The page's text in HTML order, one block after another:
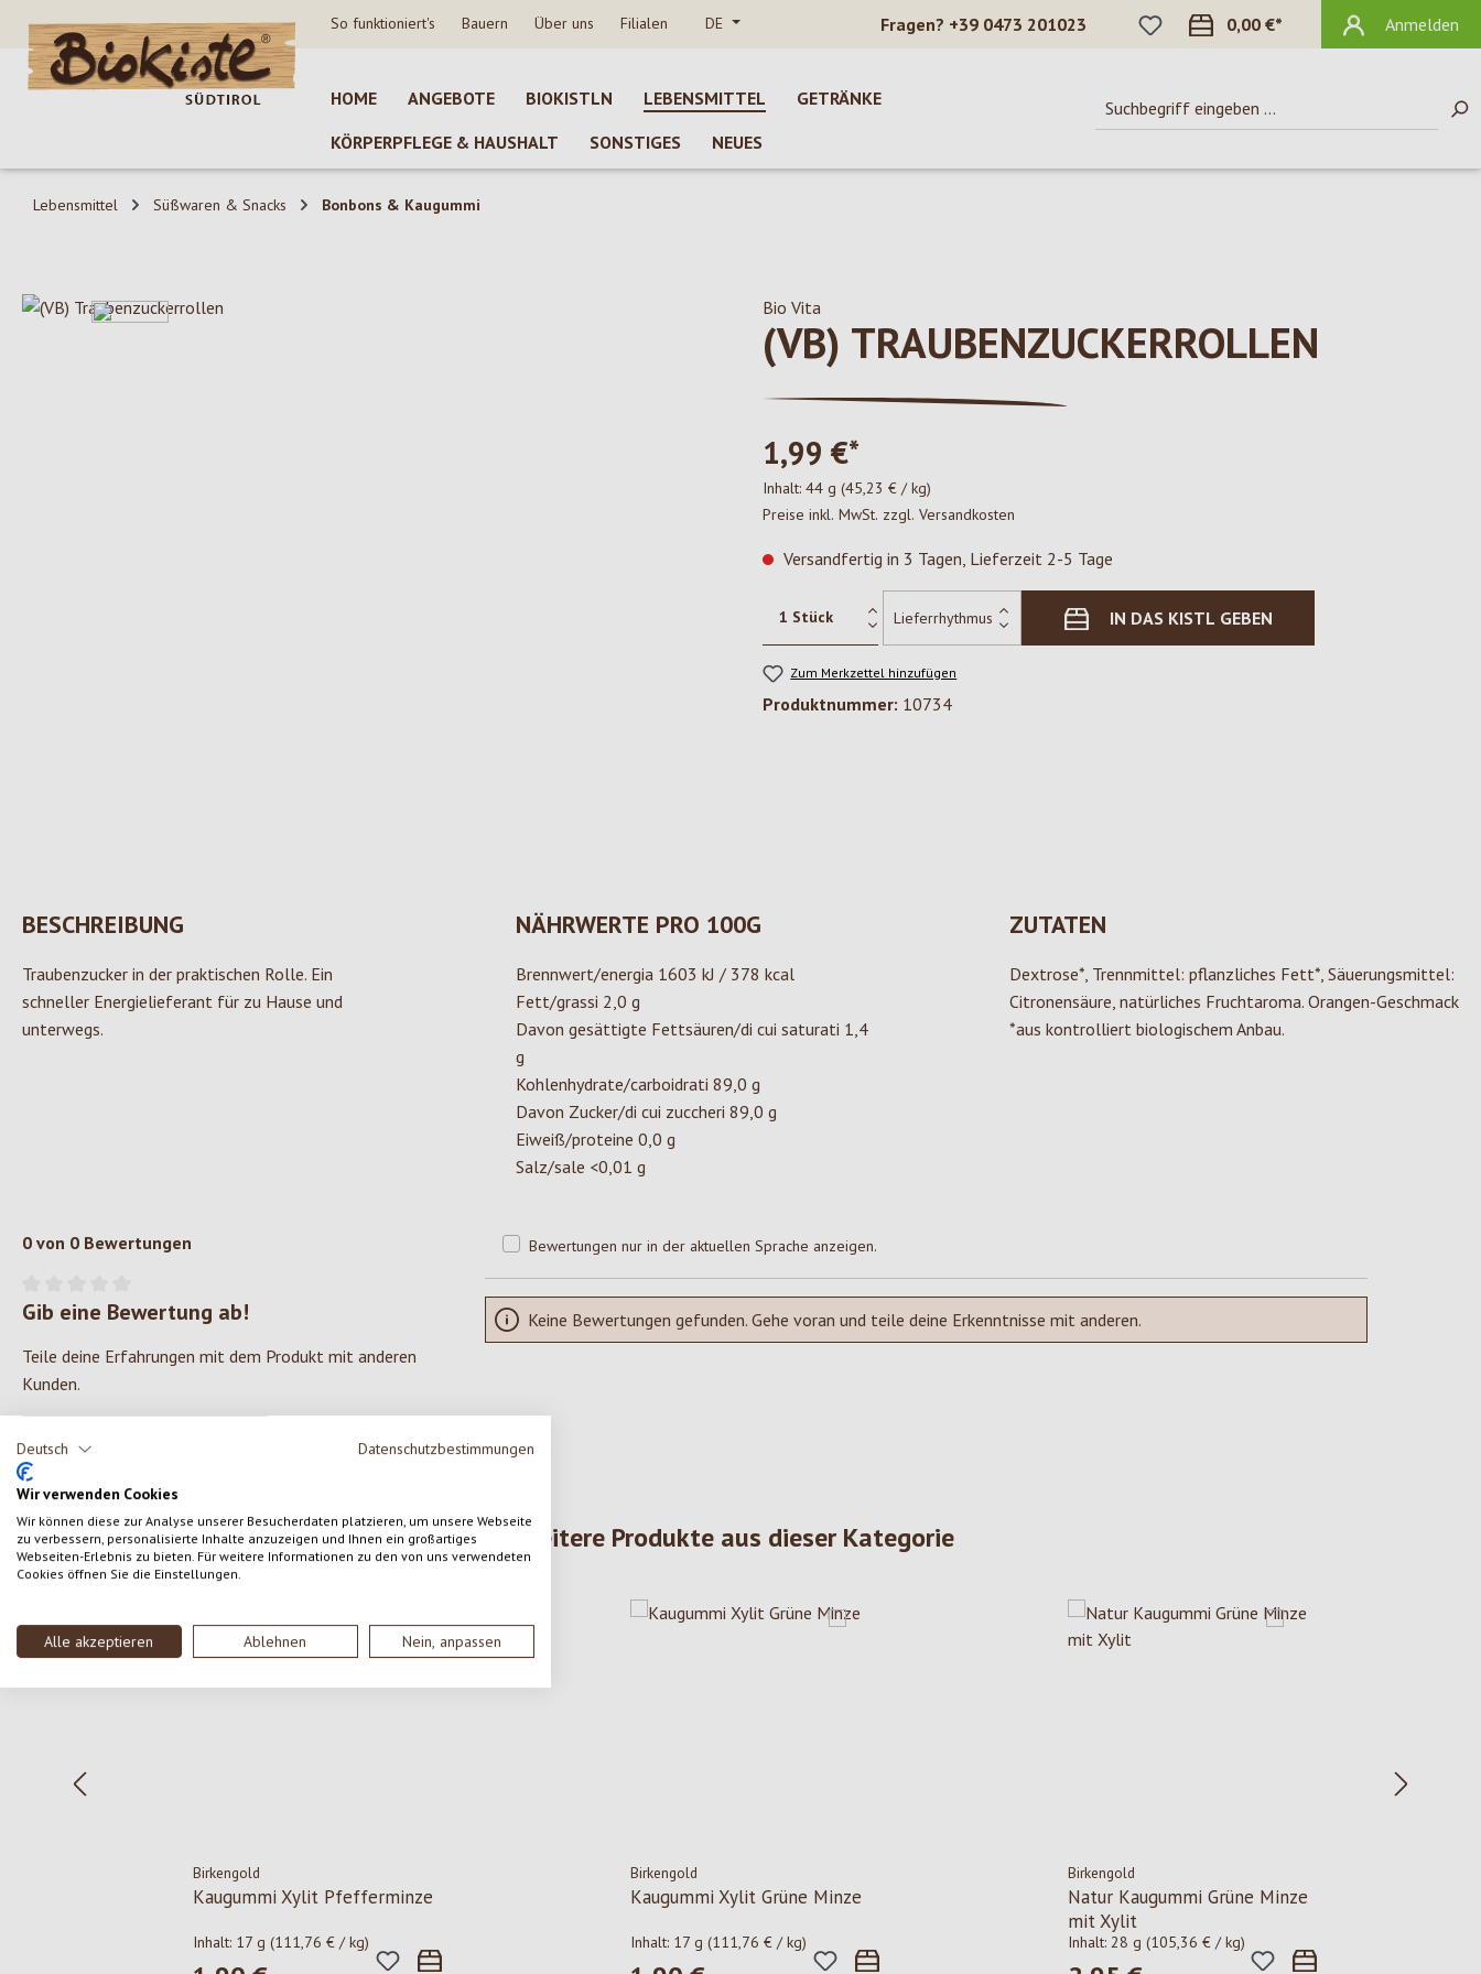
Deutsch Datenschutzbestimmungen
Wir verwenden Cookies
Wir können diese zur Analyse unserer Besucherdaten platzieren, um unsere Webseite
zu verbessern, personalisierte Inhalte anzuzeigen und Ihnen ein großartiges
Webseiten-Erlebnis zu bieten. Für weitere Informationen zu den von uns verwendeten
Cookies öffnen Sie die Einstellungen.
Alle akzeptieren Ablehnen Nein, anpassen
Hauptinhalt springen
Zur Suche springen
Zur Hauptnavigation springen So funktioniert's Bauern Über uns Filialen DE Fragen? +39 0473 201023
DU HAST 0 PRODUKTE AUF DEM
0,00 €* Anmelden
HOME ANGEBOTE BIOKISTLN LEBENSMITTEL
GETRÄNKE
KÖRPERPFLEGE & HAUSHALT
SONSTIGES NEUES
Lebensmittel Süßwaren & Snacks Bonbons & Kaugummi
Bildergalerie überspringen Bio Vita
(VB) TRAUBENZUCKERROLLEN
1,99 €*
Inhalt: 44 g (45,23 € / kg)
Preise inkl. MwSt. zzgl. Versandkosten
Versandfertig in 3 Tagen, Lieferzeit 2-5 Tage
IN DAS KISTL GEBEN
Zum Merkzettel hinzufügen
Produktnummer: 10734
BESCHREIBUNG
Traubenzucker in der praktischen Rolle. Ein
schneller Energielieferant für zu Hause und
unterwegs.
NÄHRWERTE PRO 100G
Brennwert/energia 1603 kJ / 378 kcal
Fett/grassi 2,0 g
Davon gesättigte Fettsäuren/di cui saturati 1,4
g
Kohlenhydrate/carboidrati 89,0 g
Davon Zucker/di cui zuccheri 89,0 g
Eiweiß/proteine 0,0 g
Salz/sale <0,01 g
ZUTATEN
Dextrose*, Trennmittel: pflanzliches Fett*, Säuerungsmittel:
Citronensäure, natürliches Fruchtaroma. Orangen-Geschmack
*aus kontrolliert biologischem Anbau.
0 von 0 Bewertungen
Durchschnittliche Bewertung von 0 von 5 Sternen
Gib eine Bewertung ab!
Teile deine Erfahrungen mit dem Produkt mit anderen
Kunden.
SCHREIBE EINE BEWERTUNG
Bewertungen nur in der aktuellen Sprache anzeigen.
Keine Bewertungen gefunden. Gehe voran und teile deine Erkenntnisse mit anderen.
Weitere Produkte aus dieser Kategorie
Produktgalerie überspringen
Birkengold
Kaugummi Xylit Pfefferminze
Inhalt: 17 g(111,76 € / kg)
Birkengold
Kaugummi Xylit Grüne Minze
Inhalt: 17 g (111,76 € / kg)
Birkengold
Natur Kaugummi Grüne Minze
mit Xylit
Inhalt: 28 g (105,36 € / kg)